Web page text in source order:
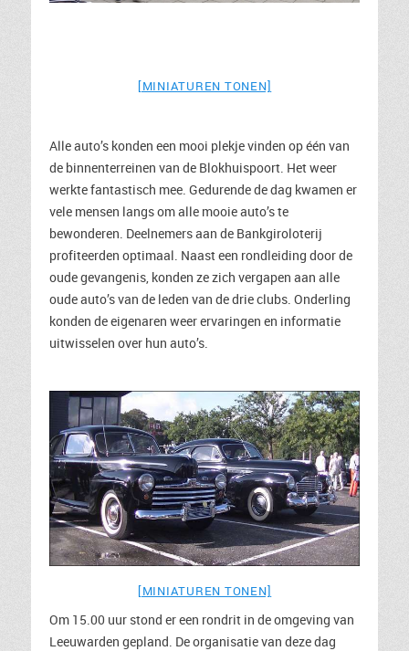
[MINIATUREN TONEN]
Alle auto’s konden een mooi plekje vinden op één van
de binnenterreinen van de Blokhuispoort. Het weer
werkte fantastisch mee. Gedurende de dag kwamen er
vele mensen langs om alle mooie auto’s te
bewonderen. Deelnemers aan de Bankgiroloterij
profiteerden optimaal. Naast een rondleiding door de
oude gevangenis, konden ze zich vergapen aan alle
oude auto’s van de leden van de drie clubs. Onderling
konden de eigenaren weer ervaringen en informatie
uitwisselen over hun auto’s.
[MINIATUREN TONEN]
Om 15.00 uur stond er een rondrit in de omgeving van
Leeuwarden gepland. De organisatie van deze dag